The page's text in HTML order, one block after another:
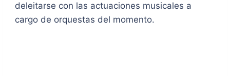
deleitarse con las actuaciones musicales a
cargo de orquestas del momento.